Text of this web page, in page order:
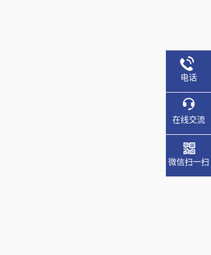
电话
在线交流
微信扫一扫